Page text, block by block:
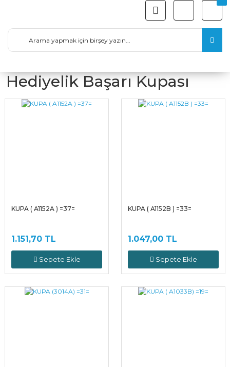
Hediyelik Başarı Kupası
KUPA ( A1152A ) =37=
1.151,70 TL
Sepete Ekle
KUPA ( A1152B ) =33=
1.047,00 TL
Sepete Ekle